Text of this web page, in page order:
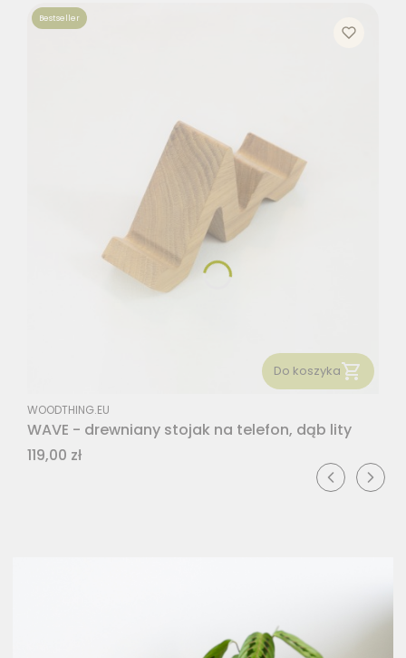
Bestseller
Do koszyka
PRODUCENT
WOODTHING.EU
WAVE - drewniany stojak na telefon, dąb lity
Cena
119,00 zł